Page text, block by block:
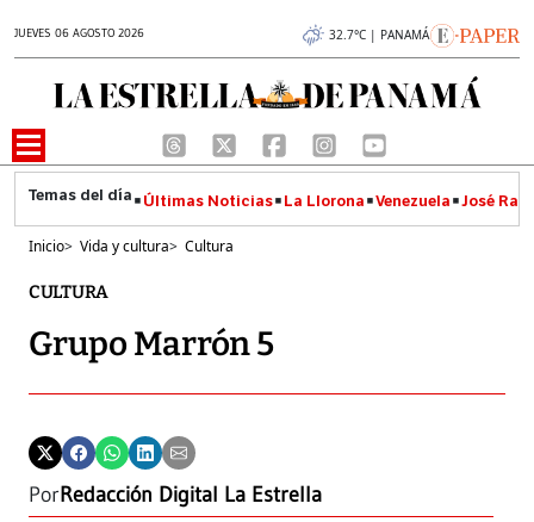
JUEVES 06 AGOSTO 2026 32.7°C | PANAMÁ
Últimas Noticias La Llorona Venezuela José
Inicio> Vida y cultura> Cultura
CULTURA
Grupo Marrón 5
PorRedacción Digital La Estrella